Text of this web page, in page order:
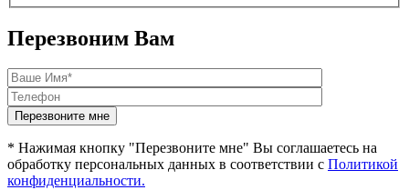
Перезвоним Вам
* Нажимая кнопку "Перезвоните мне" Вы соглашаетесь на
обработку персональных данных в соответствии с Политикой
конфиденциальности.